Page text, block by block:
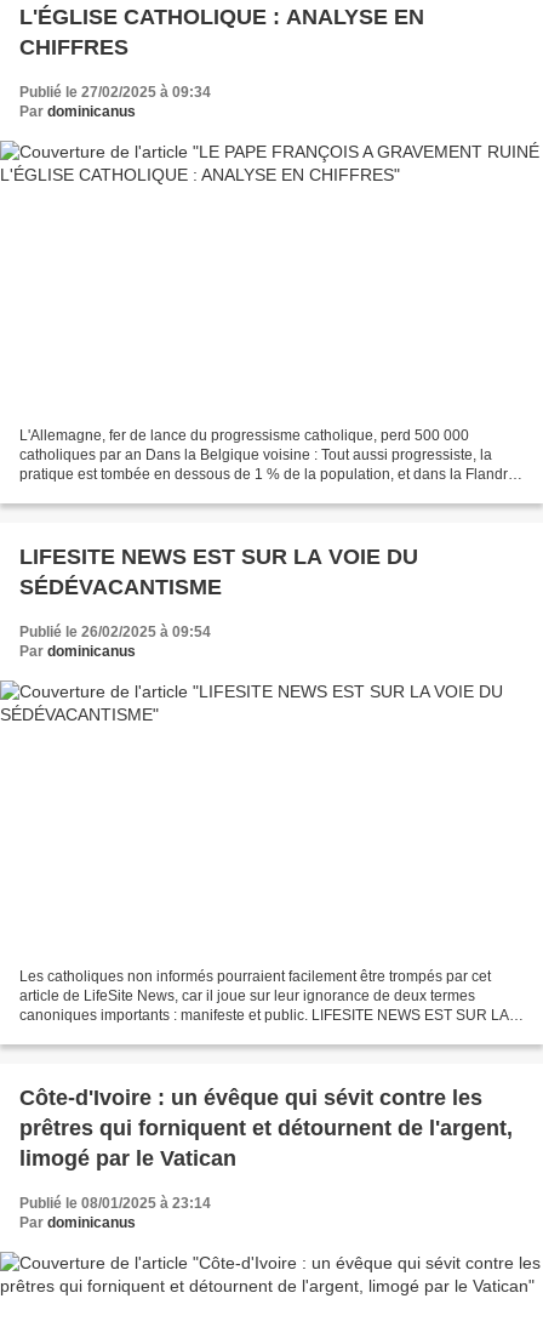
L'ÉGLISE CATHOLIQUE : ANALYSE EN
CHIFFRES
Publié le 27/02/2025 à 09:34
Par dominicanus
L'Allemagne, fer de lance du progressisme catholique, perd 500 000
catholiques par an Dans la Belgique voisine : Tout aussi progressiste, la
pratique est tombée en dessous de 1 % de la population, et dans la Flandre
LIFESITE NEWS EST SUR LA VOIE DU
SÉDÉVACANTISME
Publié le 26/02/2025 à 09:54
Par dominicanus
Les catholiques non informés pourraient facilement être trompés par cet
article de LifeSite News, car il joue sur leur ignorance de deux termes
canoniques importants : manifeste et public. LIFESITE NEWS EST SUR LA
Côte-d'Ivoire : un évêque qui sévit contre les
prêtres qui forniquent et détournent de l'argent,
limogé par le Vatican
Publié le 08/01/2025 à 23:14
Par dominicanus